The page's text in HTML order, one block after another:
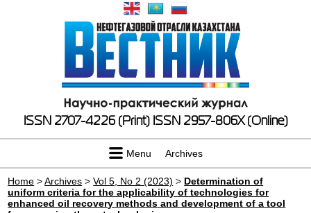
ISSN 2707-4226 (Print) ISSN 2957-806X (Online)
Menu Archives
Home >Archives >Vol 5, No 2 (2023) > Determination of
uniform criteria for the applicability of technologies for
enhanced oil recovery methods and development of a tool